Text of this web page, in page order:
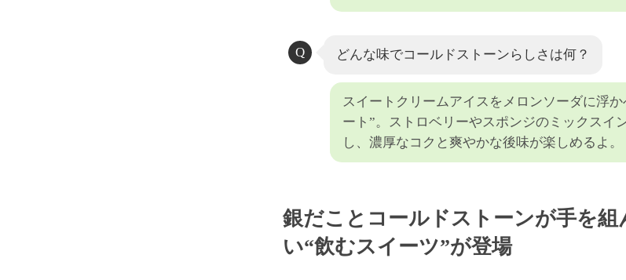
どんな味でコールドストーンらしさは何？
スイートクリームアイスをメロンソーダに浮
ート”。ストロベリーやスポンジのミックスイ
し、濃厚なコクと爽やかな後味が楽しめるよ。
銀だことコールドストーンが手を組
い“飲むスイーツ”が登場